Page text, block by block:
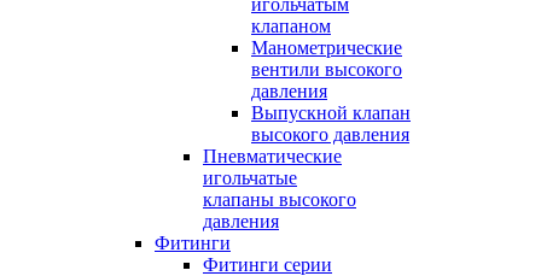
игольчатым
клапаном
Манометрические
вентили высокого
давления
Выпускной клапан
высокого давления
Пневматические
игольчатые
клапаны высокого
давления
Фитинги
Фитинги серии